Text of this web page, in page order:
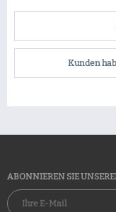
Kunden
ABONNIEREN SIE